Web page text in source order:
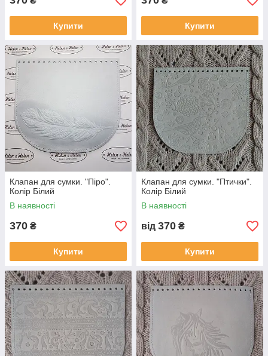
Купити Купити
Клапан для сумки. "Піро".
Колір Білий
В наявності
370 ₴
Купити
Клапан для сумки. "Птички".
Колір Білий
В наявності
від 370 ₴
Купити